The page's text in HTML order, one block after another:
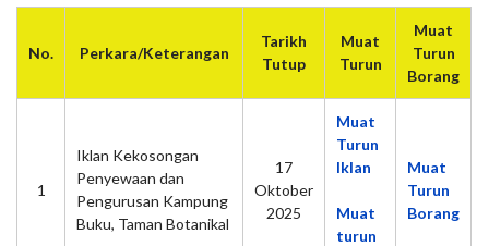
No. Perkara/Keterangan
Tarikh
Tutup
Muat
Turun
Muat
Turun
Borang
1
Iklan Kekosongan
Penyewaan dan
Pengurusan Kampung
Buku, Taman Botanikal
17
Oktober
2025
Muat
Turun
Iklan
Muat
turun
Muat
Turun
Borang